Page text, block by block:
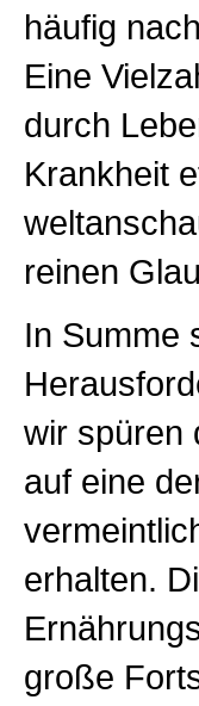
häufig
Eine
durch
Krankheit
reinen
In Summe
wir spüren
auf eine
erhalten.
große